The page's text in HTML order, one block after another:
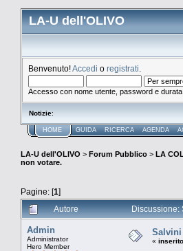
LA-U dell'OLIVO
Benvenuto!Accedi o registrati
Accesso con nome utente, password e
Notizie:
HOME GUIDA RICERCA AGENDA
LA-U dell'OLIVO > Forum Pubblico > LA
non votare.
Pagine: [1]
Autore
Discussione:
Admin
Administrator
Hero Member
Salvini
«